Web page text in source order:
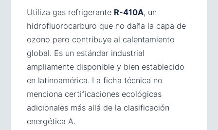
Utiliza gas refrigerante R-410A, un
hidrofluorocarburo que no daña la capa de
ozono pero contribuye al calentamiento
global. Es un estándar industrial
ampliamente disponible y bien establecido
en latinoamérica. La ficha técnica no
menciona certificaciones ecológicas
adicionales más allá de la clasificación
energética A.